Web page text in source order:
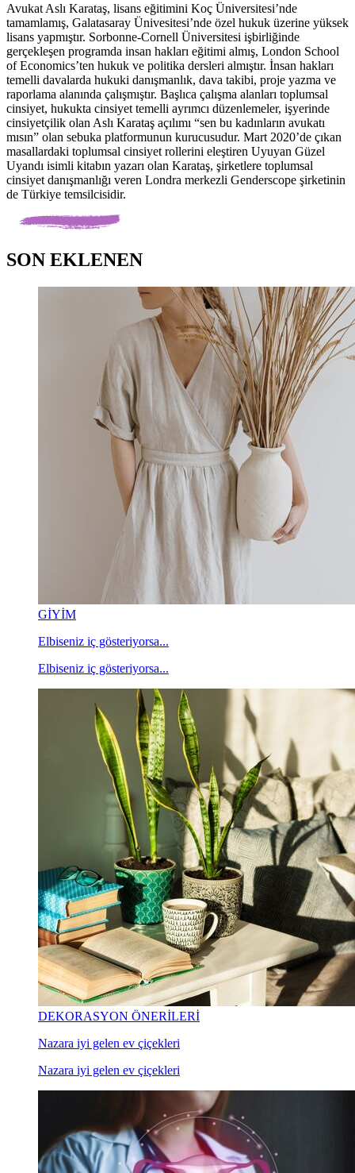
Avukat Aslı Karataş, lisans eğitimini Koç Üniversitesi’nde
tamamlamış, Galatasaray Ünivesitesi’nde özel hukuk üzerine yüksek
lisans yapmıştır. Sorbonne-Cornell Üniversitesi işbirliğinde
gerçekleşen programda insan hakları eğitimi almış, London School
of Economics’ten hukuk ve politika dersleri almıştır. İnsan hakları
temelli davalarda hukuki danışmanlık, dava takibi, proje yazma ve
raporlama alanında çalışmıştır. Başlıca çalışma alanları toplumsal
cinsiyet, hukukta cinsiyet temelli ayrımcı düzenlemeler, işyerinde
cinsiyetçilik olan Aslı Karataş açılımı “sen bu kadınların avukatı
mısın” olan sebuka platformunun kurucusudur. Mart 2020’de çıkan
masallardaki toplumsal cinsiyet rollerini eleştiren Uyuyan Güzel
Uyandı isimli kitabın yazarı olan Karataş, şirketlere toplumsal
cinsiyet danışmanlığı veren Londra merkezli Genderscope şirketinin
de Türkiye temsilcisidir.
SON EKLENEN
GİYİM
Elbiseniz iç gösteriyorsa...
Elbiseniz iç gösteriyorsa...
DEKORASYON ÖNERİLERİ
Nazara iyi gelen ev çiçekleri
Nazara iyi gelen ev çiçekleri